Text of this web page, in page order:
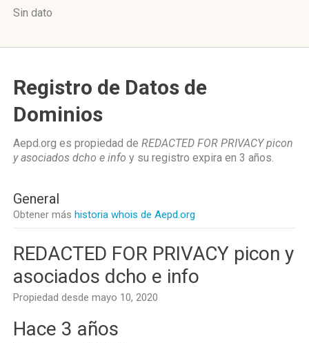
Sin dato
Registro de Datos de
Dominios
Aepd.org es propiedad de REDACTED FOR PRIVACY picon
y asociados dcho e info y su registro expira en 3 años.
General
Obtener más historia whois de Aepd.org
REDACTED FOR PRIVACY picon y
asociados dcho e info
Propiedad desde mayo 10, 2020
Hace 3 años